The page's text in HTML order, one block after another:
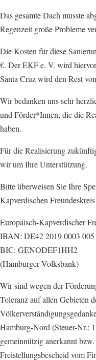
Das gesamte Dach musste
Regenzeit große Probleme
Die Kosten für diese
€. Der EKF e. V. wird
Santa Cruz wird den Rest
Wir bedanken uns sehr
und Förder*Innen, die die
haben.
Für die Realisierung
wir um Ihre Unterstützung.
Bitte überweisen Sie Ihre
Kapverdischen
Europäisch-Kapverdischer
IBAN: DE42 2019 0003
BIC: GENODEF1HH2
(Hamburger Volksbank)
Wir sind wegen der
Toleranz auf allen Gebieten
Hamburg-Nord (Steuer-Nr.:
gemeinnützig anerkannt
Freistellungsbescheid vom